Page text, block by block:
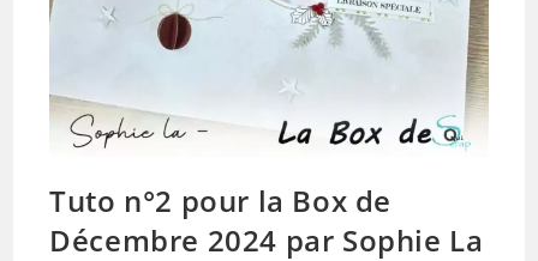
Tuto n°2 pour la Box de
Décembre 2024 par Sophie La